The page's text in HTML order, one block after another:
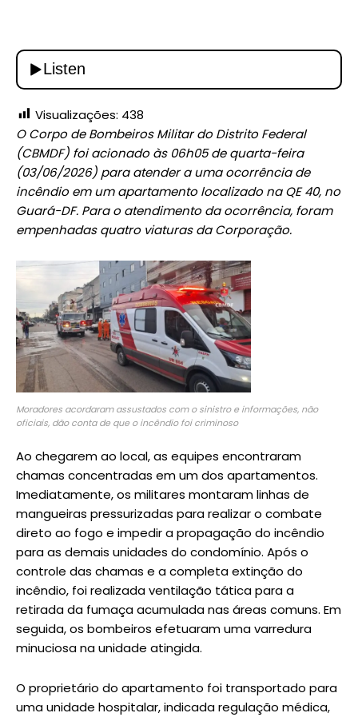
Visualizações: 438
O Corpo de Bombeiros Militar do Distrito Federal
(CBMDF) foi acionado às 06h05 de quarta-feira
(03/06/2026) para atender a uma ocorrência de
incêndio em um apartamento localizado na QE 40, no
Guará-DF. Para o atendimento da ocorrência, foram
empenhadas quatro viaturas da Corporação.
Moradores acordaram assustados com o sinistro e informações, não
oficiais, dão conta de que o incêndio foi criminoso
Ao chegarem ao local, as equipes encontraram
chamas concentradas em um dos apartamentos.
Imediatamente, os militares montaram linhas de
mangueiras pressurizadas para realizar o combate
direto ao fogo e impedir a propagação do incêndio
para as demais unidades do condomínio. Após o
controle das chamas e a completa extinção do
incêndio, foi realizada ventilação tática para a
retirada da fumaça acumulada nas áreas comuns. Em
seguida, os bombeiros efetuaram uma varredura
minuciosa na unidade atingida.
O proprietário do apartamento foi transportado para
uma unidade hospitalar, indicada regulação médica,